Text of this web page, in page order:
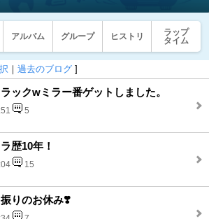
アルバム グループ ヒストリ
ラップ
タイム
｜ 過去のブログ ]
ックwミラー番ゲットしました。
5
歴10年！
15
りのお休み❣️